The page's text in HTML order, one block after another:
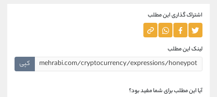
اشتراک گذاری این مطلب
لینک این مطلب
کپی
آیا این مطلب برای شما مفید بود؟